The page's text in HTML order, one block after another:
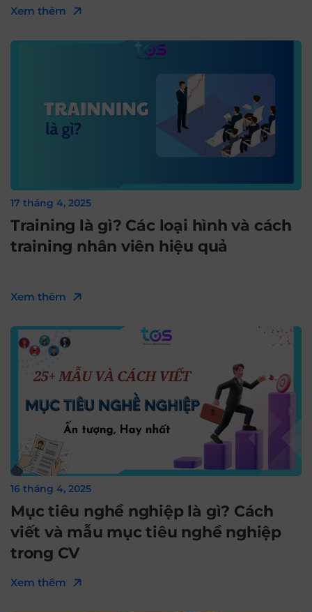
Xem thêm
17 tháng 4, 2025
Training là gì? Các loại hình và cách
training nhân viên hiệu quả
Xem thêm
16 tháng 4, 2025
Mục tiêu nghề nghiệp là gì? Cách
viết và mẫu mục tiêu nghề nghiệp
trong CV
Xem thêm